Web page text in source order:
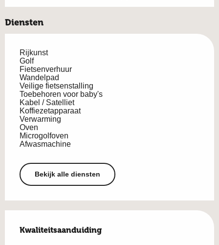
Diensten
Rijkunst
Golf
Fietsenverhuur
Wandelpad
Veilige fietsenstalling
Toebehoren voor baby's
Kabel / Satelliet
Koffiezetapparaat
Verwarming
Oven
Microgolfoven
Afwasmachine
Bekijk alle diensten
Kwaliteitsaanduiding
Kwaliteitsaanduiding